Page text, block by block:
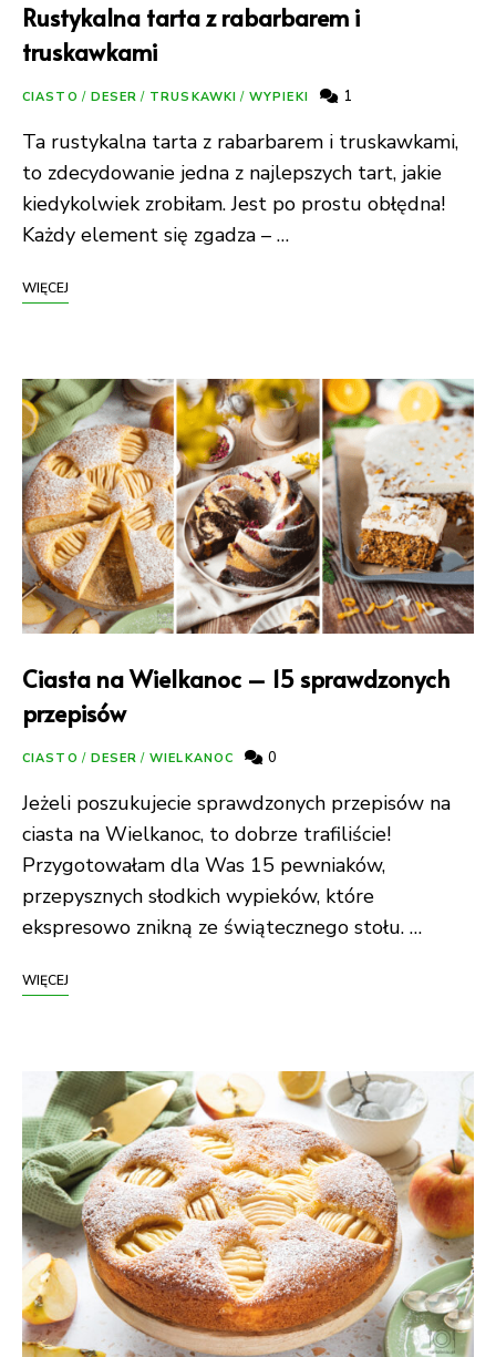
Rustykalna tarta z rabarbarem i
truskawkami
CIASTO / DESER / TRUSKAWKI / WYPIEKI 1
Ta rustykalna tarta z rabarbarem i truskawkami,
to zdecydowanie jedna z najlepszych tart, jakie
kiedykolwiek zrobiłam. Jest po prostu obłędna!
Każdy element się zgadza – …
WIĘCEJ
Ciasta na Wielkanoc – 15 sprawdzonych
przepisów
CIASTO / DESER / WIELKANOC 0
Jeżeli poszukujecie sprawdzonych przepisów na
ciasta na Wielkanoc, to dobrze trafiliście!
Przygotowałam dla Was 15 pewniaków,
przepysznych słodkich wypieków, które
ekspresowo znikną ze świątecznego stołu. …
WIĘCEJ